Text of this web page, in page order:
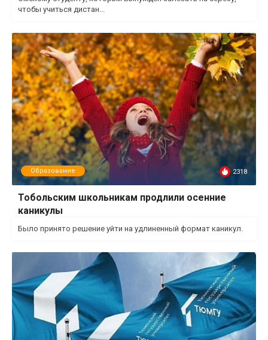
чтобы учиться дистан...
Образование 2318
Тобольским школьникам продлили осенние
каникулы
Было принято решение уйти на удлиненный формат каникул.